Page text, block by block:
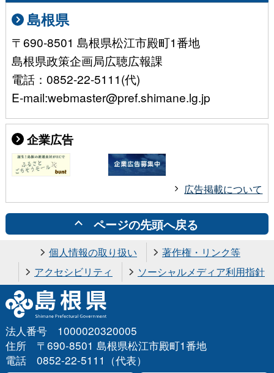
島根県
〒690-8501 島根県松江市殿町1番地
島根県政策企画局広聴広報課
電話：0852-22-5111(代)
E-mail:webmaster@pref.shimane.lg.jp
企業広告
広告掲載について
ページの先頭へ戻る
個人情報の取り扱い
著作権・リンク等
アクセシビリティ
ソーシャルメディア利用指針
法人番号 1000020320005
住所 〒690-8501 島根県松江市殿町1番地
電話 0852-22-5111（代表）